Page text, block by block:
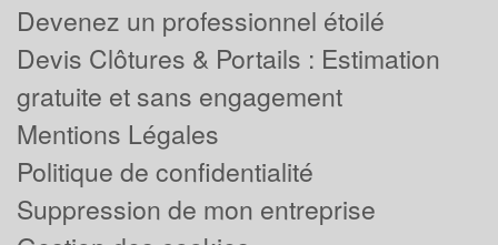
Devenez un professionnel étoilé
Devis Clôtures & Portails : Estimation
gratuite et sans engagement
Mentions Légales
Politique de confidentialité
Suppression de mon entreprise